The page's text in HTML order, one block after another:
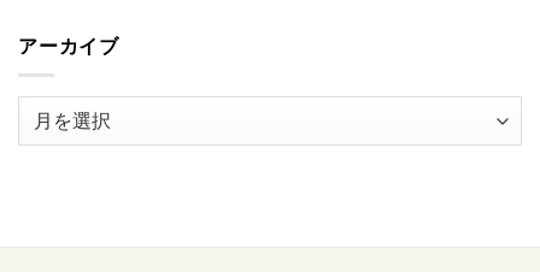
アーカイブ